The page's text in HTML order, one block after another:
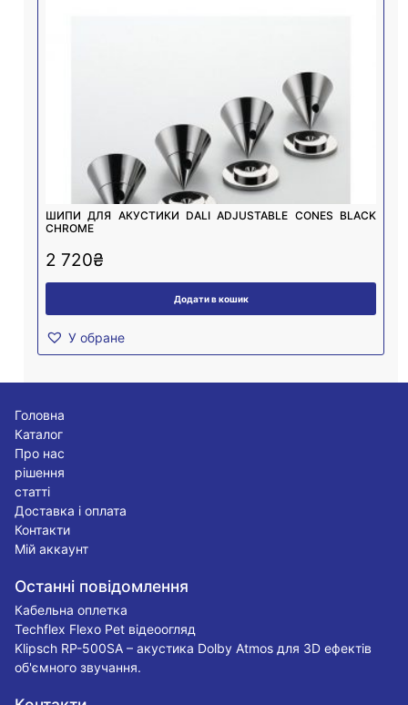
ШИПИ ДЛЯ АКУСТИКИ DALI ADJUSTABLE CONES BLACK
CHROME
2 720₴
Додати в кошик
У обране
Головна
Каталог
Про нас
рішення
статті
Доставка і оплата
Контакти
Мій аккаунт
Останні повідомлення
Кабельна оплетка
Techflex Flexo Pet відеоогляд
Klipsch RP-500SA – акустика Dolby Atmos для 3D ефектів
об'ємного звучання.